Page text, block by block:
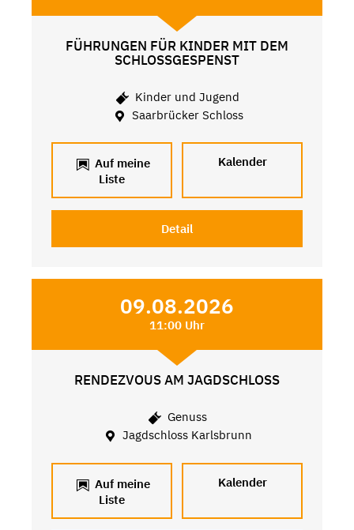
FÜHRUNGEN FÜR KINDER MIT DEM
SCHLOSSGESPENST
Kinder und Jugend
Saarbrücker Schloss
Auf meine
Liste
Kalender
Detail
09.08.2026
11:00 Uhr
RENDEZVOUS AM JAGDSCHLOSS
Genuss
Jagdschloss Karlsbrunn
Auf meine
Liste
Kalender